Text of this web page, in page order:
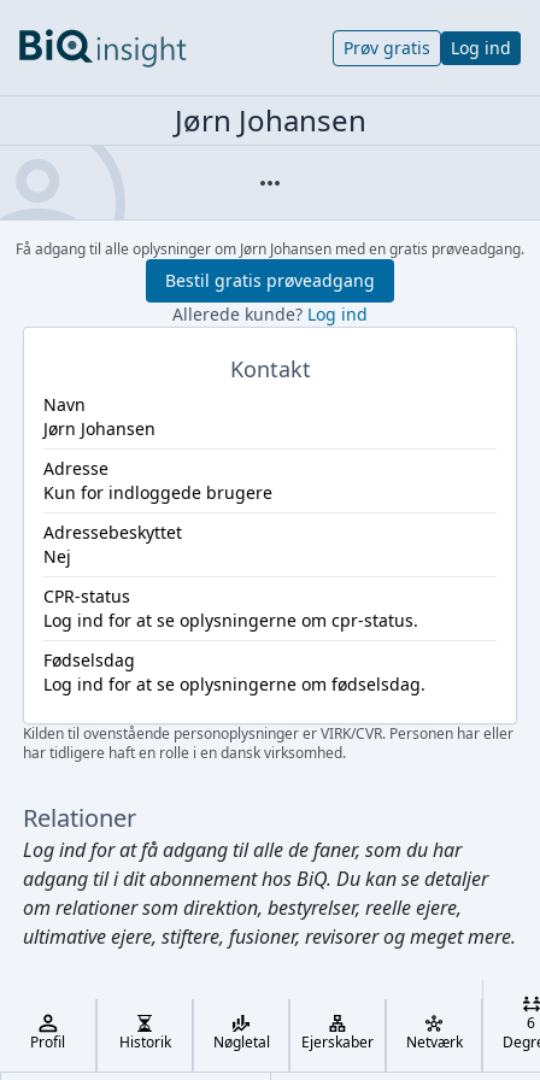
Cmd/Ctrl + K
Prøv gratis Log ind
Jørn Johansen
Få adgang til alle oplysninger om Jørn Johansen med en gratis prøveadgang.
Bestil gratis prøveadgang
Allerede kunde? Log ind
Kontakt
Navn
Jørn Johansen
Adresse
Kun for indloggede brugere
Adressebeskyttet
Nej
CPR-status
Log ind for at se oplysningerne om cpr-status.
Fødselsdag
Log ind for at se oplysningerne om fødselsdag.
Kilden til ovenstående personoplysninger er VIRK/CVR. Personen har eller
har tidligere haft en rolle i en dansk virksomhed.
Relationer
Log indfor at få adgang til alle de faner, som du har
adgang til i dit abonnement hos BiQ. Du kan se detaljer
om relationer som direktion, bestyrelser, reelle ejere,
ultimative ejere, stiftere, fusioner, revisorer og meget mere.
Profil Historik Nøgletal Ejerskaber Netværk
6